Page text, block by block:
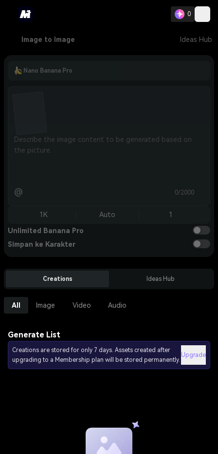
0
Image to Image Ideas Hub
Nano Banana Pro
@ 0/2000
1K Auto 1
Unlimited Banana Pro
Simpan ke Karakter
Creations Ideas Hub
All Image Video Audio
Generate List
Creations are stored for only 7 days. Assets created after
upgrading to a Membership plan will be stored permanently.
Upgrade